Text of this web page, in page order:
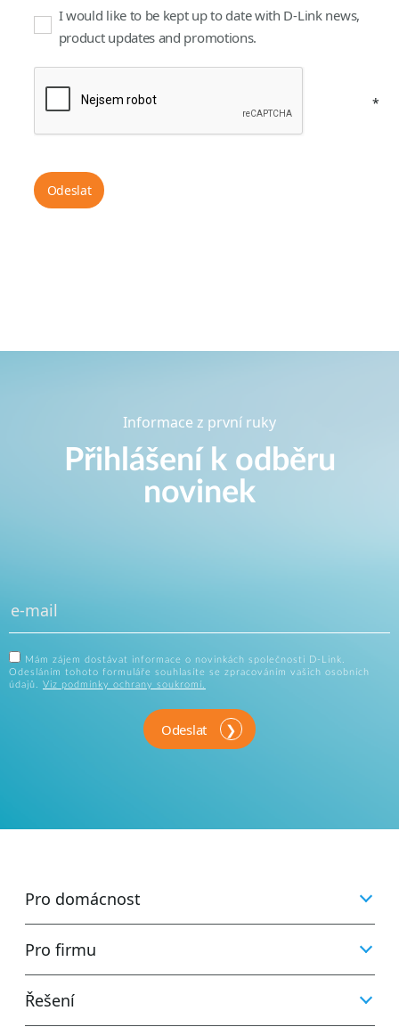
I would like to be kept up to date with D-Link news,
product updates and promotions.
Informace z první ruky
Přihlášení k odběru
novinek
Mám zájem dostávat informace o novinkách společnosti D-Link.
Odesláním tohoto formuláře souhlasíte se zpracováním vašich osobních
údajů. Viz podmínky ochrany soukromí.
Odeslat
Pro domácnost
Pro firmu
Řešení